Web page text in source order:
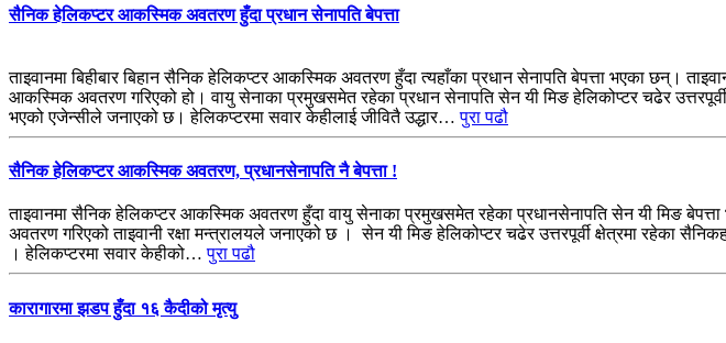
सैनिक हेलिकप्टर आकस्मिक अवतरण हुँदा प्रधान सेनापति बेपत्ता
ताइवानमा बिहीबार बिहान सैनिक हेलिकप्टर आकस्मिक अवतरण हुँदा त्यहाँका प्रधान सेनापति बेपत्ता भएका छन्।
आकस्मिक अवतरण गरिएको हो। वायु सेनाका प्रमुखसमेत रहेका प्रधान सेनापति सेन यी मिङ हेलिकोप्टर चढेर
भएको एजेन्सीले जनाएको छ। हेलिकप्टरमा सवार केहीलाई जीवितै उद्धार…पुरा पढौ
सैनिक हेलिकप्टर आकस्मिक अवतरण, प्रधानसेनापति नै बेपत्ता !
ताइवानमा सैनिक हेलिकप्टर आकस्मिक अवतरण हुँदा वायु सेनाका प्रमुखसमेत रहेका प्रधानसेनापति सेन यी मिङ
अवतरण गरिएको ताइवानी रक्षा मन्त्रालयले जनाएको छ । सेन यी मिङ हेलिकोप्टर चढेर उत्तरपूर्वी क्षेत्रमा रहेका
। हेलिकप्टरमा सवार केहीको…पुरा पढौ
कारागारमा झडप हुँदा १६ कैदीको मृत्यु